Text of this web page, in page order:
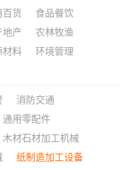
百货
食品餐饮
地产
农林牧渔
材料
环境管理
消防交通
通用零配件
木材石材加工机械
纸制造加工设备